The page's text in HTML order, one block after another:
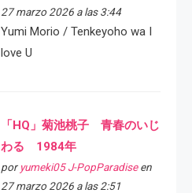
27 marzo 2026 a las 3:44
Yumi Morio / Tenkeyoho wa I
love U
「HQ」菊池桃子 青春のいじ
わる 1984年
por yumeki05 J-PopParadiseen
27 marzo 2026 a las 2:51